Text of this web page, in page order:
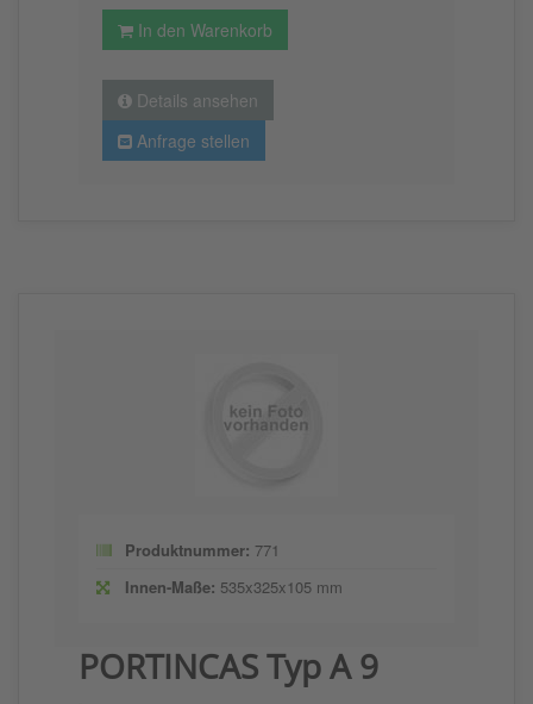
In den Warenkorb
Details ansehen
Anfrage stellen
Produktnummer: 771
Innen-Maße: 535x325x105 mm
PORTINCAS Typ A 9